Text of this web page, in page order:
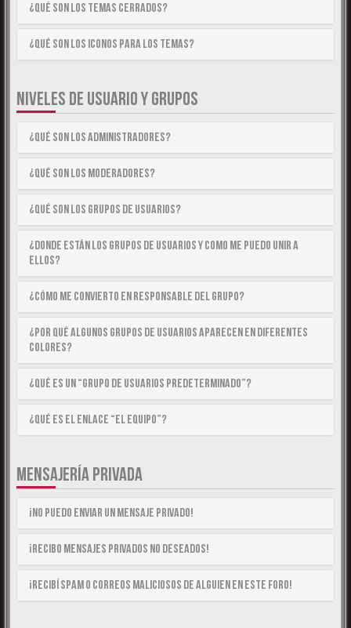
¿Qué son los temas cerrados?
¿Qué son los iconos para los temas?
NIVELES DE USUARIO Y GRUPOS
¿Qué son los Administradores?
¿Qué son los Moderadores?
¿Qué son los Grupos de Usuarios?
¿Donde están los Grupos de Usuarios y como me puedo unir a
ellos?
¿Cómo me convierto en Responsable del Grupo?
¿Por qué algunos Grupos de Usuarios aparecen en diferentes
colores?
¿Qué es un “Grupo de Usuarios predeterminado”?
¿Qué es el enlace “El equipo”?
MENSAJERÍA PRIVADA
¡No puedo enviar un mensaje privado!
¡Recibo mensajes privados no deseados!
¡Recibí spam o correos maliciosos de alguien en este foro!